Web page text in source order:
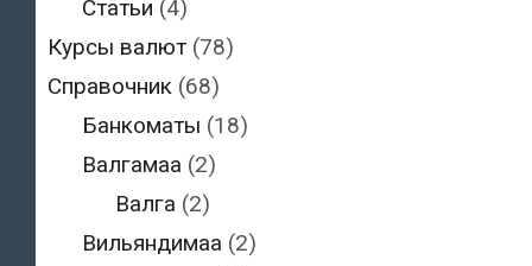
Статьи (4)
Курсы валют (78)
Справочник (68)
Банкоматы (18)
Валгамаа (2)
Валга (2)
Вильяндимаа (2)